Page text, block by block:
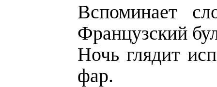
Вспоминает
Французский
Ночь глядит
фар.